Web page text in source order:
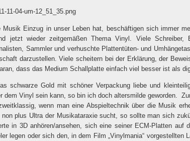
Einzug in unser Leben hat, beschäftigen sich immer
jetzt wieder zeitgemäßen Thema Vinyl. Viele Schreiber,
Sammler und verhuschte Plattentüten- und
darzustellen. Viele scheitern bei der Erklärung, der
dass das Medium Schallplatte einfach viel besser ist als
schwarze Gold mit schöner Verpackung liebe und
dem Vinyl sein kann, so bin ich doch altersmilde geworden.
wenn man eine Abspieltechnik über die Musik
non plus Ultra der Musikataraxie sucht, so sollte man sich
in 3D anhören/ansehen, sich eine seiner ECM-Platten auf
legen oder sich den, in dem Film „Vinylmania“ vorgestellten